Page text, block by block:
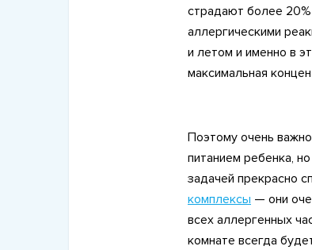
страдают более
аллергическими
и летом и именно в
максимальная
Поэтому очень
питанием ребенка,
задачей прекрасно
комплексы — они
всех аллергенных
комнате всегда
28 Февраля 2023
Обзор
увлажнителя AiRTe